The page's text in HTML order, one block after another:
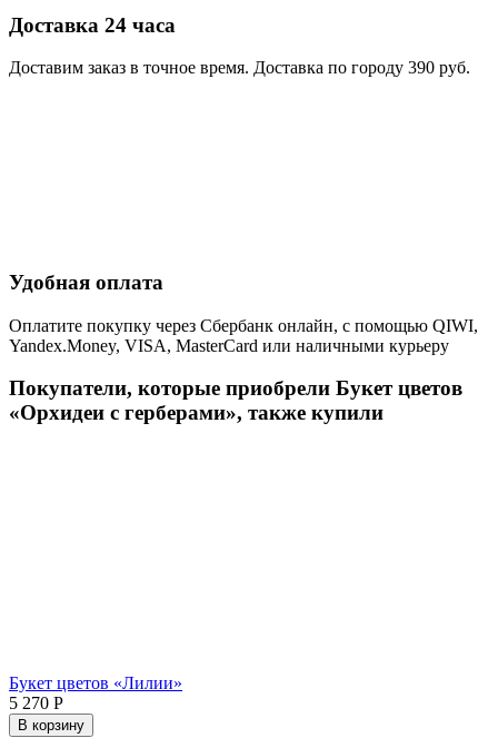
Доставка 24 часа
Доставим заказ в точное время. Доставка по городу 390 руб.
Удобная оплата
Оплатите покупку через Сбербанк онлайн, с помощью QIWI,
Yandex.Money, VISA, MasterCard или наличными курьеру
Покупатели, которые приобрели Букет цветов
«Орхидеи с герберами», также купили
Букет цветов «Лилии»
5 270 Р
В корзину